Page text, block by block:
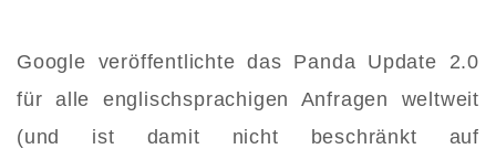
Google veröffentlichte das Panda Update 2.0
für alle englischsprachigen Anfragen weltweit
(und ist damit nicht beschränkt auf